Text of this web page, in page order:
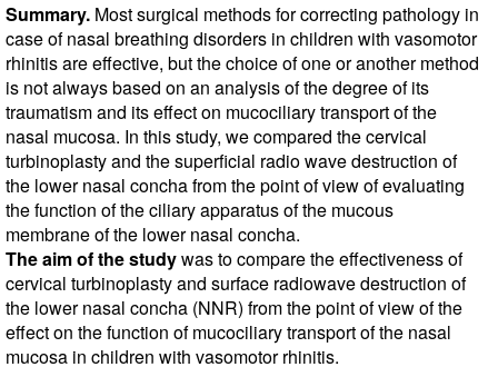
Summary. Most surgical methods for correcting pathology in
case of nasal breathing disorders in children with vasomotor
rhinitis are effective, but the choice of one or another method
is not always based on an analysis of the degree of its
traumatism and its effect on mucociliary transport of the
nasal mucosa. In this study, we compared the cervical
turbinoplasty and the superficial radio wave destruction of
the lower nasal concha from the point of view of evaluating
the function of the ciliary apparatus of the mucous
membrane of the lower nasal concha.
The aim of the studywas to compare the effectiveness of
cervical turbinoplasty and surface radiowave destruction of
the lower nasal concha (NNR) from the point of view of the
effect on the function of mucociliary transport of the nasal
mucosa in children with vasomotor rhinitis.